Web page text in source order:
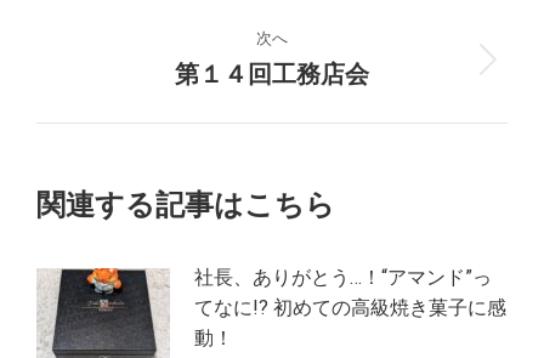
ー
ョ
ン
稿:
次へ
次
第１４回工務店会
関連する記事はこちら
社長、ありがとう…！“アマンド”っ
てなに!? 初めての高級焼き菓子に感
動！